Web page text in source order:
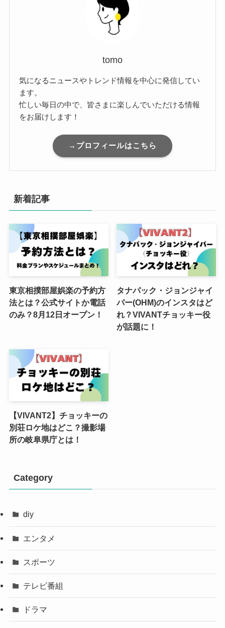
tomo
気になるニュースやトレンド情報を中心に発信してい
ます。
忙しい毎日の中で、皆さまに楽しんでいただける情報
をお届けします！
→プロフィールはこちら
新着記事
東京相撲部屋娯楽の予約方
法とは？公式サイトか電話
のみ？8月12日オープン！
タナパック・ジョンジャイ
パー(OHM)のインスタはど
れ？VIVANTチョッキー役
が話題に！
【VIVANT2】チョッキーの
別荘ロケ地はどこ？撮影場
所の岐阜県庁とは！
Category
diy
エンタメ
スポーツ
テレビ番組
ドラマ